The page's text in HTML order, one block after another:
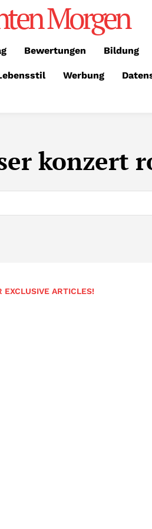
Morgen
Bewertungen Bildung
Werbung
konzert
EXCLUSIVE ARTICLES!